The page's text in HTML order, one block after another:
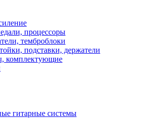
процессоры
темброблоки
подставки, держатели
комплектующие
гитарные системы